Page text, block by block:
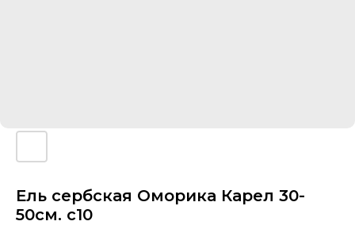
Ель сербская Оморика Карел 30-
50см. с10